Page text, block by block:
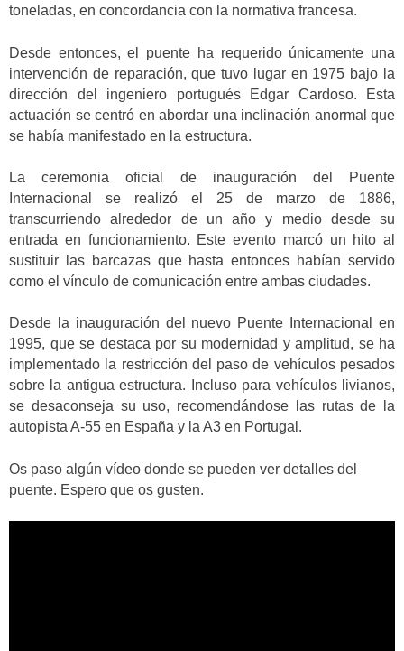
toneladas, en concordancia con la normativa francesa.
Desde entonces, el puente ha requerido únicamente una
intervención de reparación, que tuvo lugar en 1975 bajo la
dirección del ingeniero portugués Edgar Cardoso. Esta
actuación se centró en abordar una inclinación anormal que
se había manifestado en la estructura.
La ceremonia oficial de inauguración del Puente
Internacional se realizó el 25 de marzo de 1886,
transcurriendo alrededor de un año y medio desde su
entrada en funcionamiento. Este evento marcó un hito al
sustituir las barcazas que hasta entonces habían servido
como el vínculo de comunicación entre ambas ciudades.
Desde la inauguración del nuevo Puente Internacional en
1995, que se destaca por su modernidad y amplitud, se ha
implementado la restricción del paso de vehículos pesados
sobre la antigua estructura. Incluso para vehículos livianos,
se desaconseja su uso, recomendándose las rutas de la
autopista A-55 en España y la A3 en Portugal.
Os paso algún vídeo donde se pueden ver detalles del
puente. Espero que os gusten.